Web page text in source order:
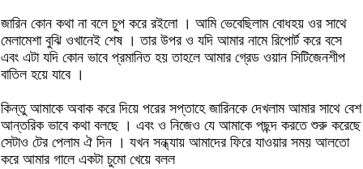
জারিন কোন কথা না বলে চুপ করে রইলো । আমি ভেবেছিলাম বোধহয় ওর সাথে
মেলামেশা বুঝি ওখানেই শেষ । তার উপর ও যদি আমার নামে রিপোর্ট করে বসে
এবং এটা যদি কোন ভাবে প্রমানিত হয় তাহলে আমার গ্রেড ওয়ান সিটিজেনশীপ
বাতিল হয়ে যাবে ।
কিন্তু আমাকে অবাক করে দিয়ে পরের সপ্তাহে জারিনকে দেখলাম আমার সাথে বেশ
আন্তরিক ভাবে কথা বলছে । এবং ও নিজেও যে আমাকে পছন্দ করতে শুরু করেছে
সেটাও টের পেলাম ঐ দিন । যখন সন্ধ্যায় আমাদের ফিরে যাওয়ার সময় আলতো
করে আমার গালে একটা চুমো খেয়ে বলল